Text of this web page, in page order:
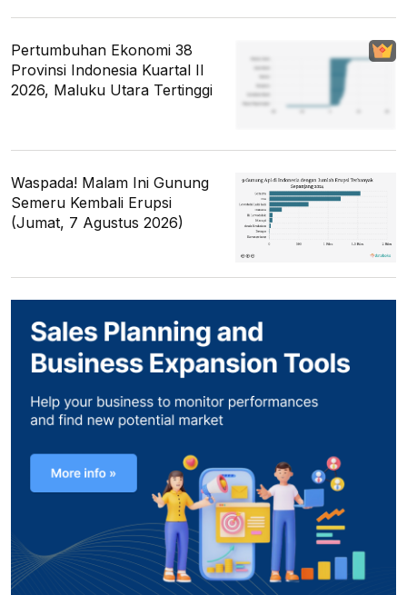
Pertumbuhan Ekonomi 38
Provinsi Indonesia Kuartal II
2026, Maluku Utara Tertinggi
Waspada! Malam Ini Gunung
Semeru Kembali Erupsi
(Jumat, 7 Agustus 2026)